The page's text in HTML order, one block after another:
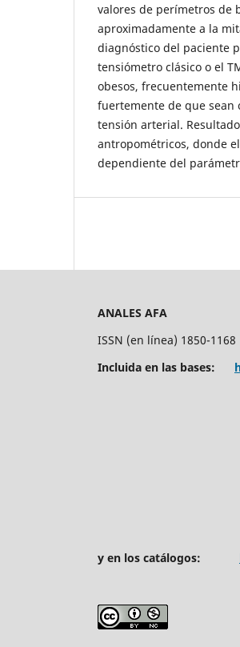
valores de perímetros de
aproximadamente a la
diagnóstico del paciente
tensiómetro clásico o el
obesos, frecuentemente
fuertemente de que sean
tensión arterial.
antropométricos, donde
dependiente del
ANALES AFA
ISSN (en línea) 1850-1168
Incluida en las bases:
y en los catálogos: